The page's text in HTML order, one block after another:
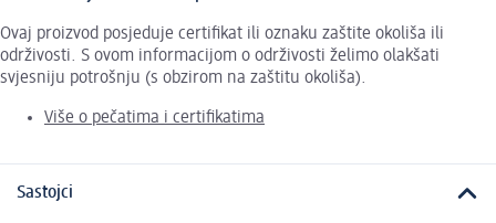
Ovaj proizvod posjeduje certifikat ili oznaku zaštite okoliša ili
održivosti. S ovom informacijom o održivosti želimo olakšati
svjesniju potrošnju (s obzirom na zaštitu okoliša).
Više o pečatima i certifikatima
Sastojci